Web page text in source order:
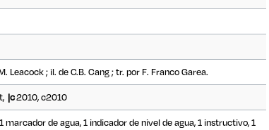
Leacock ; il. de C.B. Cang ; tr. por F. Franco Garea.
|c2010, c2010
de agua, 1 indicador de nivel de agua, 1 instructivo, 1